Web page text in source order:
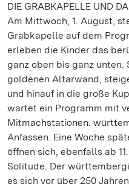
DIE GRABKAPELLE UND
Am Mittwoch, 1. August,
Grabkapelle auf dem
erleben die Kinder das
ganz oben bis ganz
goldenen Altarwand,
und hinauf in die große
wartet ein Programm mit
Mitmachstationen:
Anfassen. Eine Woche
öffnen sich, ebenfalls ab
Solitude. Der
es sich vor über 250